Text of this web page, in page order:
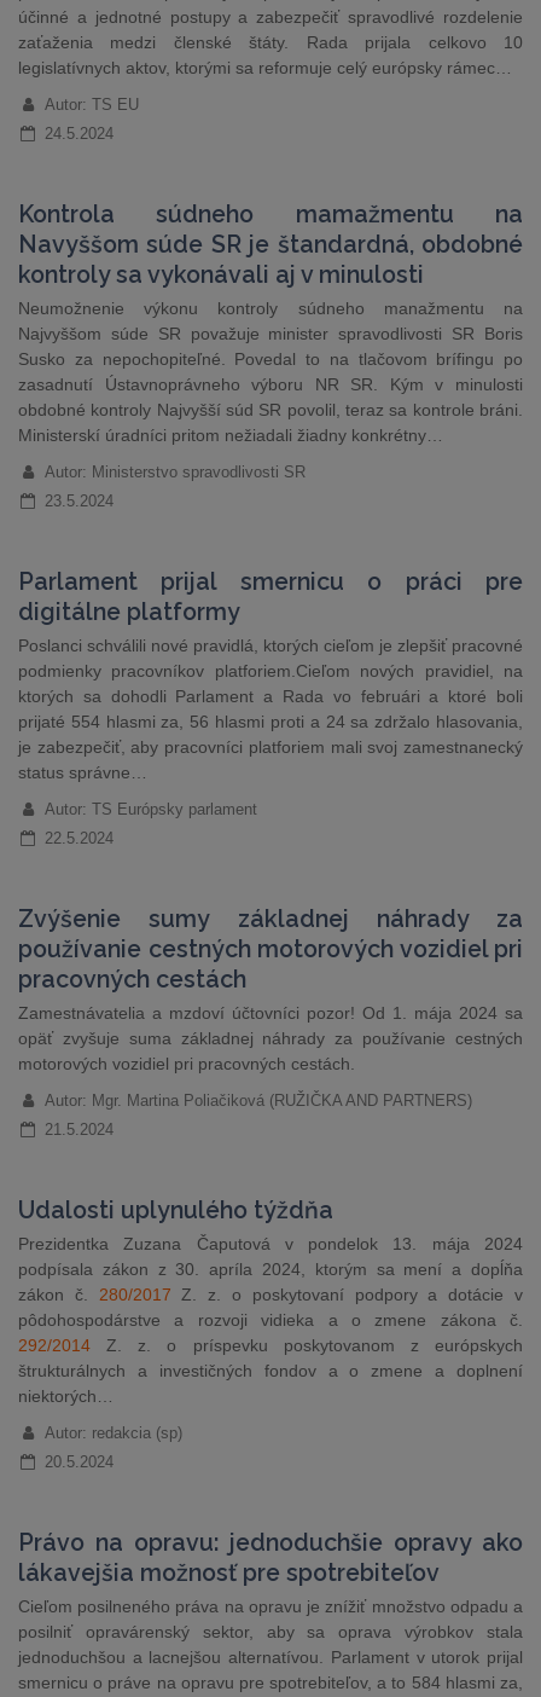
účinné a jednotné postupy a zabezpečiť spravodlivé rozdelenie
zaťaženia medzi členské štáty. Rada prijala celkovo 10
legislatívnych aktov, ktorými sa reformuje celý európsky rámec…
Autor: TS EU
24.5.2024
Kontrola súdneho mamažmentu na
Navyššom súde SR je štandardná, obdobné
kontroly sa vykonávali aj v minulosti
Neumožnenie výkonu kontroly súdneho manažmentu na
Najvyššom súde SR považuje minister spravodlivosti SR Boris
Susko za nepochopiteľné. Povedal to na tlačovom brífingu po
zasadnutí Ústavnoprávneho výboru NR SR. Kým v minulosti
obdobné kontroly Najvyšší súd SR povolil, teraz sa kontrole bráni.
Ministerskí úradníci pritom nežiadali žiadny konkrétny…
Autor: Ministerstvo spravodlivosti SR
23.5.2024
Parlament prijal smernicu o práci pre
digitálne platformy
Poslanci schválili nové pravidlá, ktorých cieľom je zlepšiť pracovné
podmienky pracovníkov platforiem.Cieľom nových pravidiel, na
ktorých sa dohodli Parlament a Rada vo februári a ktoré boli
prijaté 554 hlasmi za, 56 hlasmi proti a 24 sa zdržalo hlasovania,
je zabezpečiť, aby pracovníci platforiem mali svoj zamestnanecký
status správne…
Autor: TS Európsky parlament
22.5.2024
Zvýšenie sumy základnej náhrady za
používanie cestných motorových vozidiel pri
pracovných cestách
Zamestnávatelia a mzdoví účtovníci pozor! Od 1. mája 2024 sa
opäť zvyšuje suma základnej náhrady za používanie cestných
motorových vozidiel pri pracovných cestách.
Autor: Mgr. Martina Poliačiková (RUŽIČKA AND PARTNERS)
21.5.2024
Udalosti uplynulého týždňa
Prezidentka Zuzana Čaputová v pondelok 13. mája 2024
podpísala zákon z 30. apríla 2024, ktorým sa mení a dopĺňa
zákon č. 280/2017 Z. z. o poskytovaní podpory a dotácie v
pôdohospodárstve a rozvoji vidieka a o zmene zákona č.
292/2014 Z. z. o príspevku poskytovanom z európskych
štrukturálnych a investičných fondov a o zmene a doplnení
niektorých…
Autor: redakcia (sp)
20.5.2024
Právo na opravu: jednoduchšie opravy ako
lákavejšia možnosť pre spotrebiteľov
Cieľom posilneného práva na opravu je znížiť množstvo odpadu a
posilniť opravárenský sektor, aby sa oprava výrobkov stala
jednoduchšou a lacnejšou alternatívou. Parlament v utorok prijal
smernicu o práve na opravu pre spotrebiteľov, a to 584 hlasmi za,